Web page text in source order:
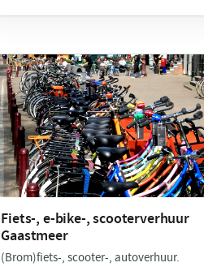
Fiets-, e-bike-, scooterverhuur
Gaastmeer
(Brom)fiets-, scooter-, autoverhuur.